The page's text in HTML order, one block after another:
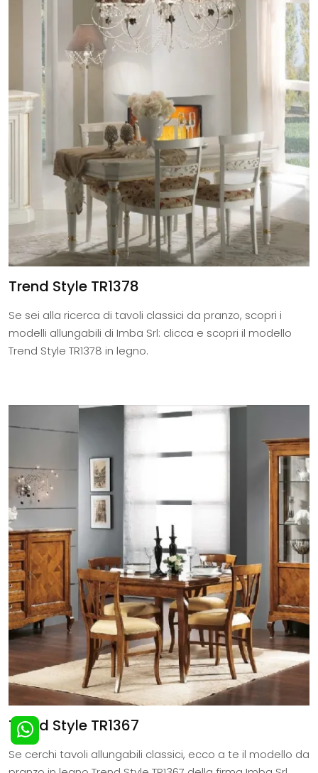
Trend Style TR1378
Se sei alla ricerca di tavoli classici da pranzo, scopri i
modelli allungabili di Imba Srl: clicca e scopri il modello
Trend Style TR1378 in legno.
Trend Style TR1367
Se cerchi tavoli allungabili classici, ecco a te il modello da